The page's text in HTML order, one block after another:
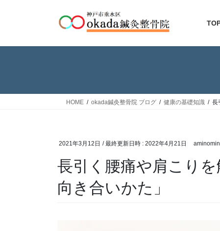
HOME okada鍼灸整骨院 ブログ 健康の基礎知識 長
2021年3月12日 / 最終更新日時 : 2022年4月21日
長引く腰痛や肩こり
向き合いかた」